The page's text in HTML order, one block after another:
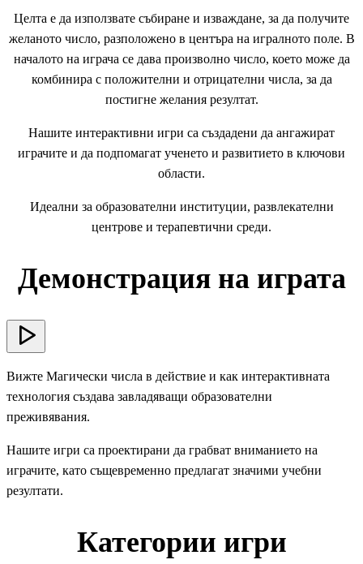
Целта е да използвате събиране и изваждане, за да получите
желаното число, разположено в центъра на игралното поле. В
началото на играча се дава произволно число, което може да
комбинира с положителни и отрицателни числа, за да
постигне желания резултат.
Нашите интерактивни игри са създадени да ангажират
играчите и да подпомагат ученето и развитието в ключови
области.
Идеални за образователни институции, развлекателни
центрове и терапевтични среди.
Демонстрация на играта
Вижте Магически числа в действие и как интерактивната
технология създава завладяващи образователни
преживявания.
Нашите игри са проектирани да грабват вниманието на
играчите, като същевременно предлагат значими учебни
резултати.
Категории игри